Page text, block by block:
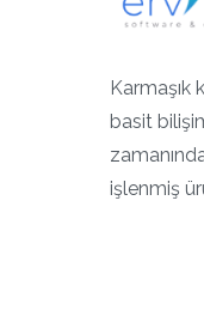
Karmaşık
basit
işlenmiş